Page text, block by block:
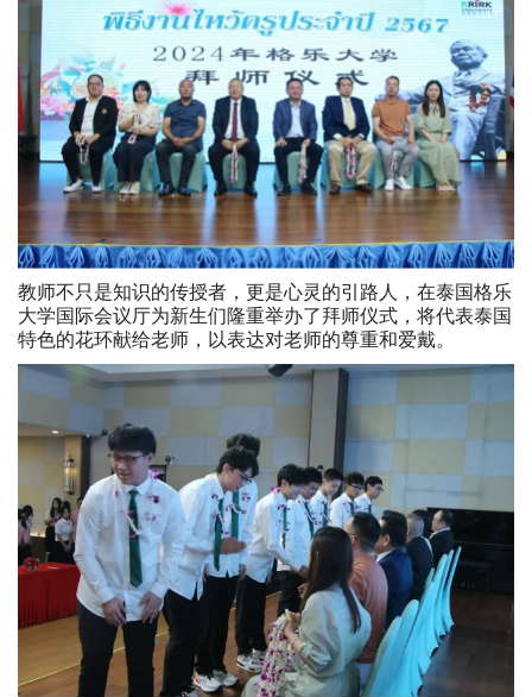
教师不只是知识的传授者，更是心灵的引路人，在泰国格乐
大学国际会议厅为新生们隆重举办了拜师仪式，将代表泰国
特色的花环献给老师，以表达对老师的尊重和爱戴。